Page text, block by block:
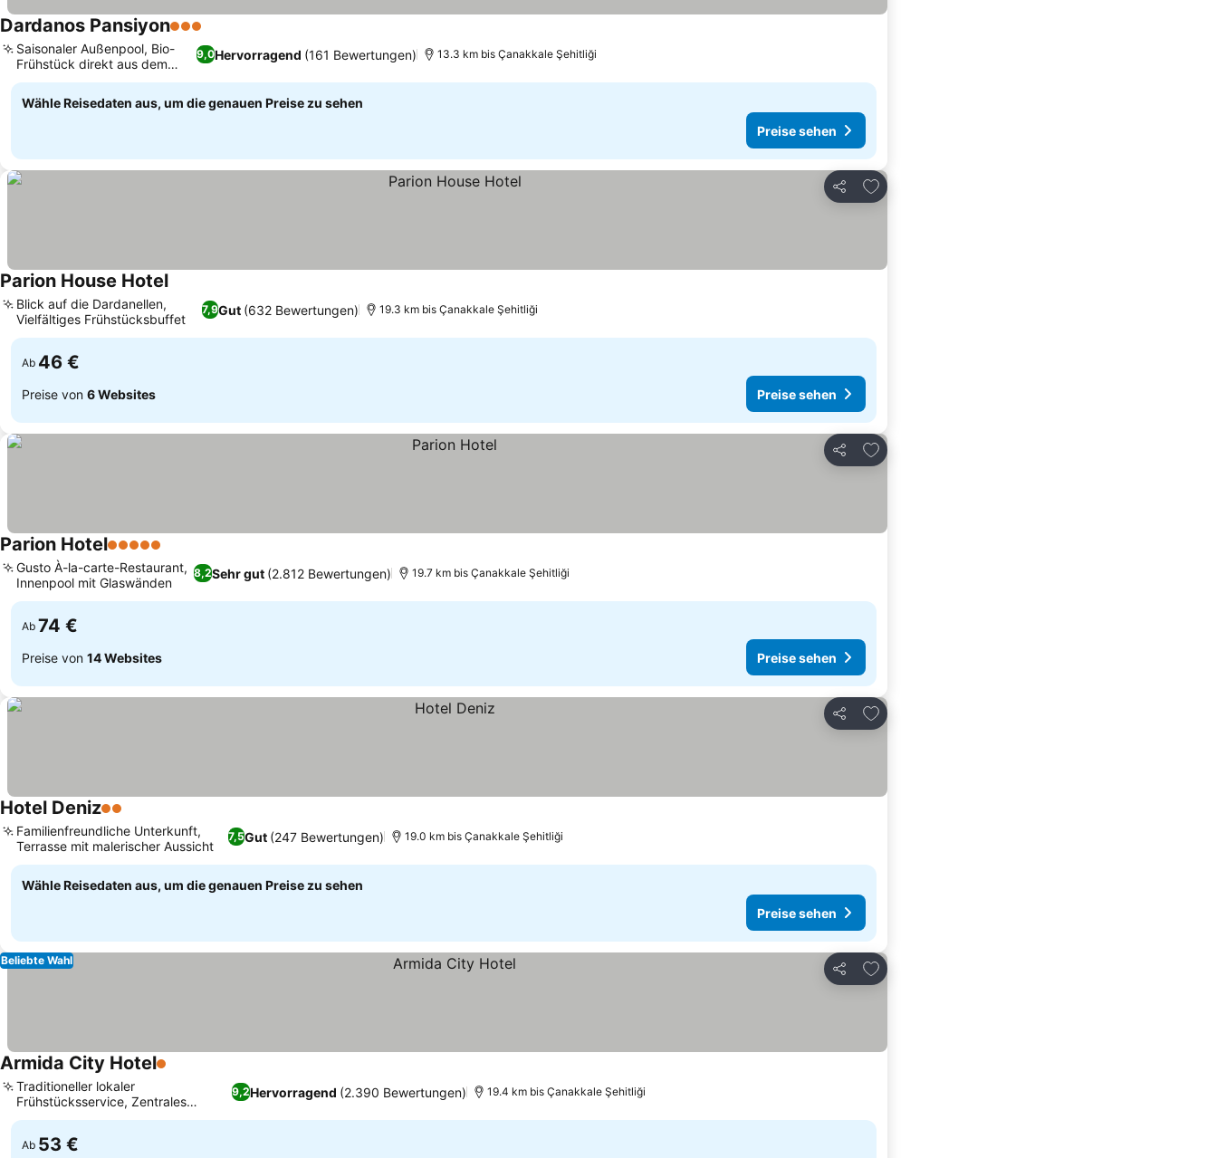
Dardanos Pansiyon3 Sterne
9,0Hervorragend (161 Bewertungen)
Saisonaler Außenpool, Bio-
Frühstück direkt aus dem
Garten
13.3 km bis Çanakkale Şehitliği
Wähle Reisedaten aus, um die genauen Preise zu sehen
Preise sehen
Teilen
Zu Favoriten hinzufügen
Parion House Hotel
7,9Gut (632 Bewertungen)
Blick auf die Dardanellen,
Vielfältiges Frühstücksbuffet
19.3 km bis Çanakkale Şehitliği
Ab 46 €
Preise von 6 Websites Preise sehen
Teilen
Zu Favoriten hinzufügen
Parion Hotel5 Sterne
8,2Sehr gut (2.812 Bewertungen)
Gusto À-la-carte-Restaurant,
Innenpool mit Glaswänden
19.7 km bis Çanakkale Şehitliği
Ab 74 €
Preise von 14 Websites Preise sehen
Teilen
Zu Favoriten hinzufügen
Hotel Deniz2 Sterne
7,5Gut (247 Bewertungen)
Familienfreundliche Unterkunft,
Terrasse mit malerischer Aussicht
19.0 km bis Çanakkale Şehitliği
Wähle Reisedaten aus, um die genauen Preise zu sehen
Preise sehen
Teilen
Zu Favoriten hinzufügen
Beliebte Wahl
Armida City Hotel1 Sterne
9,2Hervorragend (2.390 Bewertungen)
Traditioneller lokaler
Frühstücksservice, Zentrales
Boutique-Erlebnis in der Stadt
19.4 km bis Çanakkale Şehitliği
Ab 53 €